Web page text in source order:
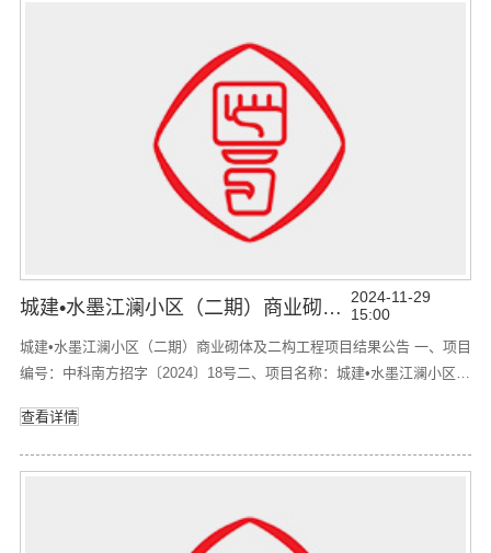
城建•水墨江澜小区（二期）商业砌体及二构工程项目 结果公告
2024-11-29
15:00
城建•水墨江澜小区（二期）商业砌体及二构工程项目结果公告 一、项目
编号：中科南方招字〔2024〕18号二、项目名称：城建•水墨江澜小区
标价（元）福建省同理建筑工程有限公司福建省泉州市鲤城区江滨南路
2255号珑璟湾2幢D101-3室3300307.93四、主要标的信息：序号项目名
查看详情